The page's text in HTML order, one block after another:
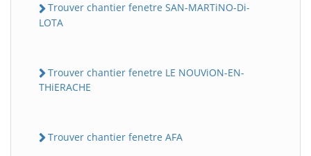
Trouver chantier fenetre SAN-MARTiNO-Di-
LOTA
Trouver chantier fenetre LE NOUViON-EN-
THiERACHE
Trouver chantier fenetre AFA